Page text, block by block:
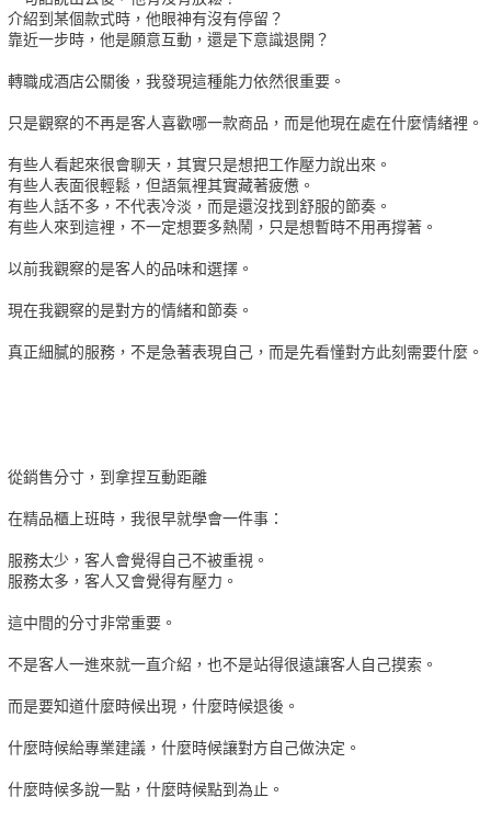
介紹到某個款式時，他眼神有沒有停留？
靠近一步時，他是願意互動，還是下意識退開？
轉職成酒店公關後，我發現這種能力依然很重要。
只是觀察的不再是客人喜歡哪一款商品，而是他現在處在什麼情緒裡。
有些人看起來很會聊天，其實只是想把工作壓力說出來。
有些人表面很輕鬆，但語氣裡其實藏著疲憊。
有些人話不多，不代表冷淡，而是還沒找到舒服的節奏。
有些人來到這裡，不一定想要多熱鬧，只是想暫時不用再撐著。
以前我觀察的是客人的品味和選擇。
現在我觀察的是對方的情緒和節奏。
真正細膩的服務，不是急著表現自己，而是先看懂對方此刻需要什麼。
從銷售分寸，到拿捏互動距離
在精品櫃上班時，我很早就學會一件事：
服務太少，客人會覺得自己不被重視。
服務太多，客人又會覺得有壓力。
這中間的分寸非常重要。
不是客人一進來就一直介紹，也不是站得很遠讓客人自己摸索。
而是要知道什麼時候出現，什麼時候退後。
什麼時候給專業建議，什麼時候讓對方自己做決定。
什麼時候多說一點，什麼時候點到為止。